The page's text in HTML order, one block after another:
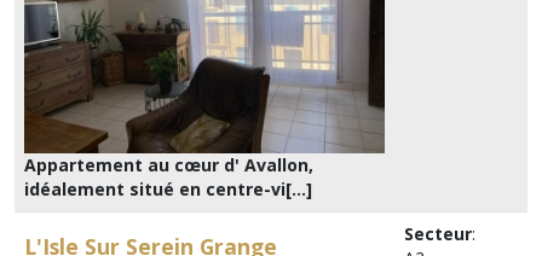
Appartement au cœur d' Avallon,
idéalement situé en centre-vi[...]
L'Isle Sur Serein Grange Secteur: